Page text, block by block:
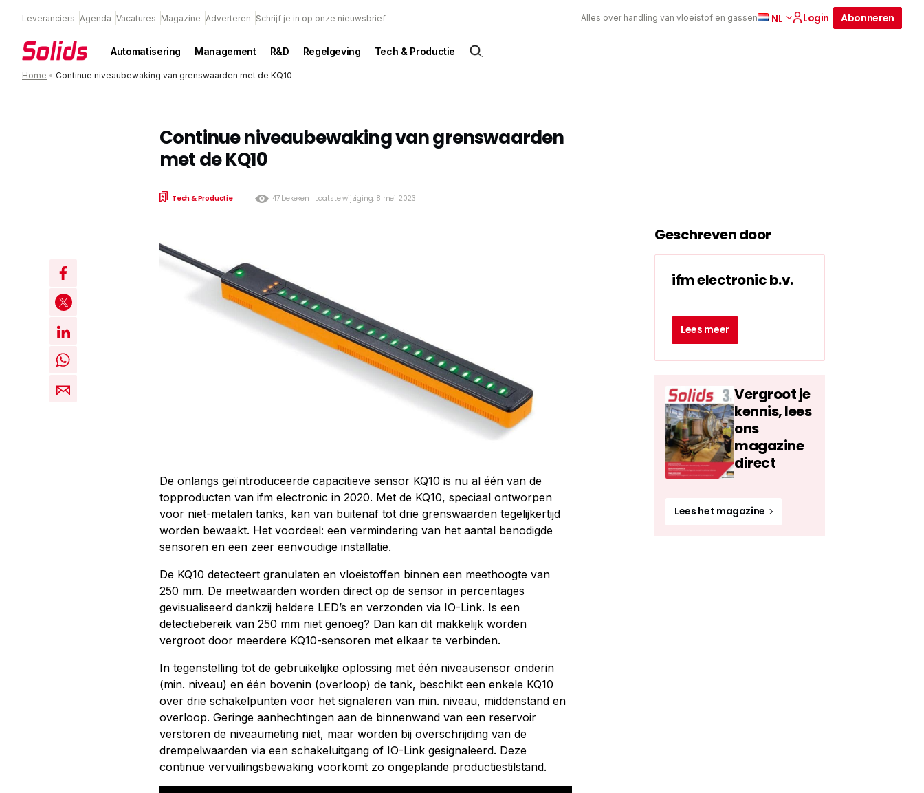
Leveranciers Agenda Vacatures Magazine Adverteren Schrijf je in op onze nieuwsbrief Alles over handling van vloeistof en gassen NL Login Abonneren
Automatisering Management R&D Regelgeving Tech & Productie
Home • Continue niveaubewaking van grenswaarden met de KQ10
Continue niveaubewaking van grenswaarden
met de KQ10
Tech & Productie 47 bekeken Laatste wijziging: 8 mei 2023
De onlangs geïntroduceerde capacitieve sensor KQ10 is nu al één van de
topproducten van ifm electronic in 2020. Met de KQ10, speciaal ontworpen
voor niet-metalen tanks, kan van buitenaf tot drie grenswaarden tegelijkertijd
worden bewaakt. Het voordeel: een vermindering van het aantal benodigde
sensoren en een zeer eenvoudige installatie.
De KQ10 detecteert granulaten en vloeistoffen binnen een meethoogte van
250 mm. De meetwaarden worden direct op de sensor in percentages
gevisualiseerd dankzij heldere LED’s en verzonden via IO-Link. Is een
detectiebereik van 250 mm niet genoeg? Dan kan dit makkelijk worden
vergroot door meerdere KQ10-sensoren met elkaar te verbinden.
In tegenstelling tot de gebruikelijke oplossing met één niveausensor onderin
(min. niveau) en één bovenin (overloop) de tank, beschikt een enkele KQ10
over drie schakelpunten voor het signaleren van min. niveau, middenstand en
overloop. Geringe aanhechtingen aan de binnenwand van een reservoir
verstoren de niveaumeting niet, maar worden bij overschrijding van de
drempelwaarden via een schakeluitgang of IO-Link gesignaleerd. Deze
continue vervuilingsbewaking voorkomt zo ongeplande productiestilstand.
Geschreven door
ifm electronic b.v.
Lees meer
Vergroot je
kennis, lees
ons
magazine
direct
Lees het magazine